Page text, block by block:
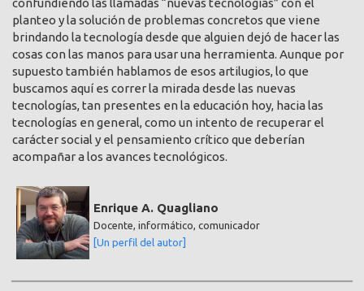
planteo y la solución de problemas concretos que viene
brindando la tecnología desde que alguien dejó de hacer las
cosas con las manos para usar una herramienta. Aunque por
supuesto también hablamos de esos artilugios, lo que
buscamos aquí es correr la mirada desde las nuevas
tecnologías, tan presentes en la educación hoy, hacia las
tecnologías en general, como un intento de recuperar el
carácter social y el pensamiento crítico que deberían
acompañar a los avances tecnológicos.
Enrique A. Quagliano
Docente, informático, comunicador
[Un perfil del autor]